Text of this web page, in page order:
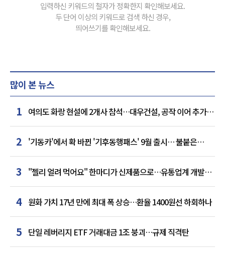
입력하신 키워드의 철자가 정확한지 확인해보세요.
두 단어 이상의 키워드로 검색 하신 경우,
띄어쓰기를 확인해보세요.
많이 본 뉴스
1 여의도 화랑 현설에 2개사 참석…대우건설, 공작 이어 추가
거점 확보하나
2 '기동카'에서 확 바뀐 '기후동행패스' 9월 출시… 불붙은
카드사 경쟁
3
"젤리 얼려 먹어요" 한마디가 신제품으로…유통업계 개발실
된 SNS
4 원화 가치 17년 만에 최대 폭 상승…환율 1400원선 하회하나
5 단일 레버리지 ETF 거래대금 1조 붕괴…규제 직격탄